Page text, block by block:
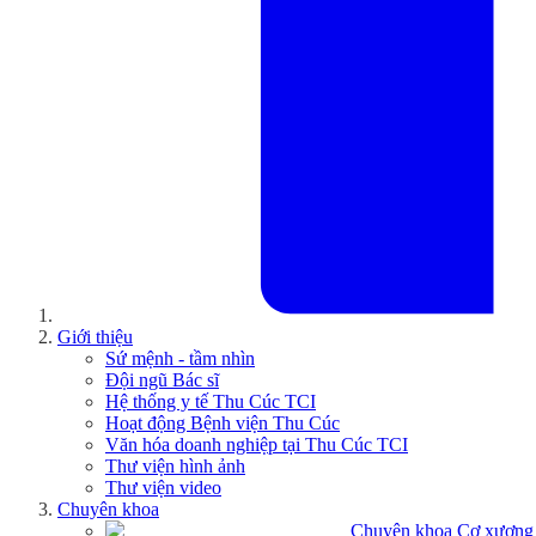
Giới thiệu
Sứ mệnh - tầm nhìn
Đội ngũ Bác sĩ
Hệ thống y tế Thu Cúc TCI
Hoạt động Bệnh viện Thu Cúc
Văn hóa doanh nghiệp tại Thu Cúc TCI
Thư viện hình ảnh
Thư viện video
Chuyên khoa
Chuyên khoa Cơ